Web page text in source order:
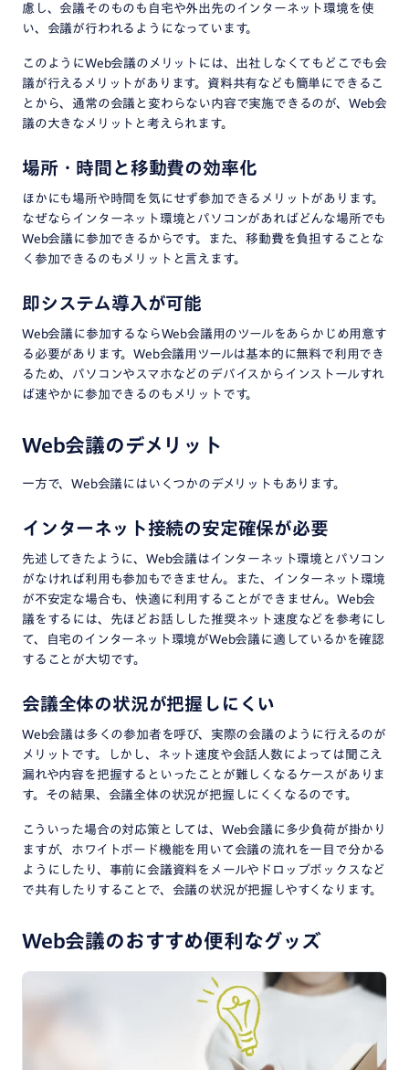
慮し、会議そのものも自宅や外出先のインターネット環境を使
い、会議が行われるようになっています。
このようにWeb会議のメリットには、出社しなくてもどこでも会
議が行えるメリットがあります。資料共有なども簡単にできるこ
とから、通常の会議と変わらない内容で実施できるのが、Web会
議の大きなメリットと考えられます。
場所・時間と移動費の効率化
ほかにも場所や時間を気にせず参加できるメリットがあります。
なぜならインターネット環境とパソコンがあればどんな場所でも
Web会議に参加できるからです。また、移動費を負担することな
く参加できるのもメリットと言えます。
即システム導入が可能
Web会議に参加するならWeb会議用のツールをあらかじめ用意す
る必要があります。Web会議用ツールは基本的に無料で利用でき
るため、パソコンやスマホなどのデバイスからインストールすれ
ば速やかに参加できるのもメリットです。
Web会議のデメリット
一方で、Web会議にはいくつかのデメリットもあります。
インターネット接続の安定確保が必要
先述してきたように、Web会議はインターネット環境とパソコン
がなければ利用も参加もできません。また、インターネット環境
が不安定な場合も、快適に利用することができません。Web会
議をするには、先ほどお話しした推奨ネット速度などを参考にし
て、自宅のインターネット環境がWeb会議に適しているかを確認
することが大切です。
会議全体の状況が把握しにくい
Web会議は多くの参加者を呼び、実際の会議のように行えるのが
メリットです。しかし、ネット速度や会話人数によっては聞こえ
漏れや内容を把握するといったことが難しくなるケースがありま
す。その結果、会議全体の状況が把握しにくくなるのです。
こういった場合の対応策としては、Web会議に多少負荷が掛かり
ますが、ホワイトボード機能を用いて会議の流れを一目で分かる
ようにしたり、事前に会議資料をメールやドロップボックスなど
で共有したりすることで、会議の状況が把握しやすくなります。
Web会議のおすすめ便利なグッズ